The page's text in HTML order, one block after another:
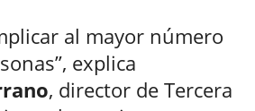
al mayor número
explica
, director de Tercera